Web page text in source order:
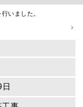
いました。